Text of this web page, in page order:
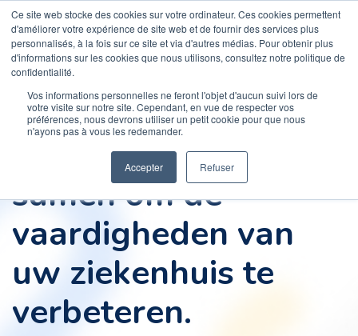
Ce site web stocke des cookies sur votre ordinateur. Ces cookies permettent
d'améliorer votre expérience de site web et de fournir des services plus
personnalisés, à la fois sur ce site et via d'autres médias. Pour obtenir plus
d'informations sur les cookies que nous utilisons, consultez notre politique de
confidentialité.
Vos informations personnelles ne feront l'objet d'aucun suivi lors de
votre visite sur notre site. Cependant, en vue de respecter vos
préférences, nous devrons utiliser un petit cookie pour que nous
n'ayons pas à vous les redemander.
Accepter Refuser
Breng uw teams
samen om de
vaardigheden van
uw ziekenhuis te
verbeteren.